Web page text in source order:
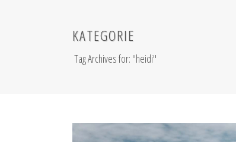
KATEGORIE
Tag Archives for: "heidi"